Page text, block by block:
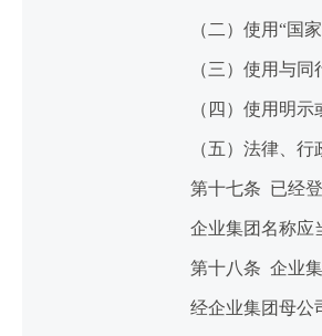
（二）使用“国家
（三）使用与同行
（四）使用明示或
（五）法律、行政
第十七条 已经登记
企业集团名称应当
第十八条 企业集团
经企业集团母公司